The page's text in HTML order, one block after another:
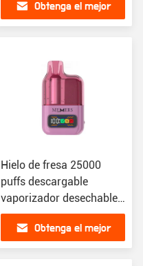
Obtenga el mejor
Hielo de fresa 25000
puffs descargable
vaporizador desechable
con 15 sabores en 15
coloresObtenga el mejor